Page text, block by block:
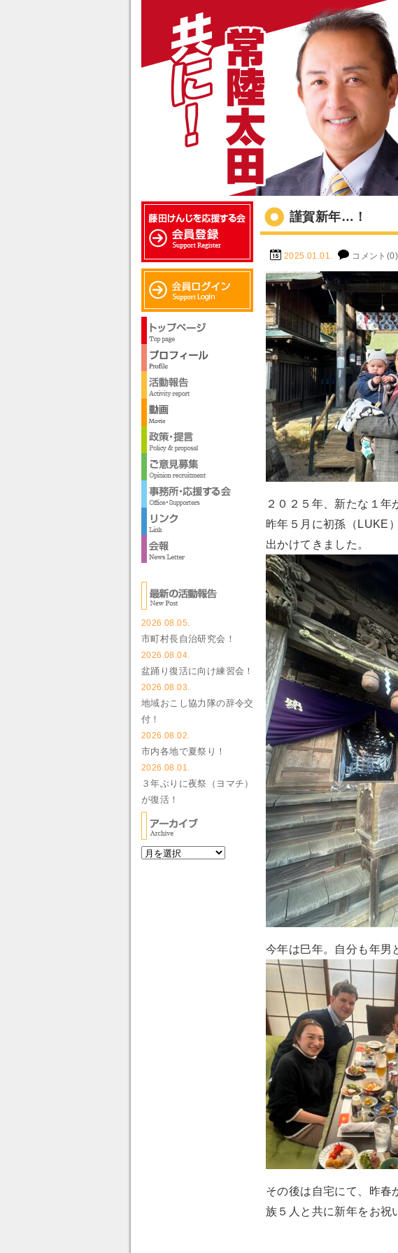
謹賀新年…！
2025.01.01. コメント(0)
２０２５年、新たな１年
昨年５月に初孫（LUKE
出かけてきました。
今年は巳年。自分も年男
その後は自宅にて、昨春
族５人と共に新年をお祝
2026.08.05.
市町村長自治研究会！
2026.08.04.
盆踊り復活に向け練習会！
2026.08.03.
地域おこし協力隊の辞令交
付！
2026.08.02.
市内各地で夏祭り！
2026.08.01.
３年ぶりに夜祭（ヨマチ）
が復活！